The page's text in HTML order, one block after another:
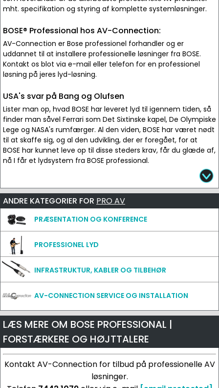
mht. specifikation og styring af komplette systemløsninger.
BOSE® Professional hos AV-Connection:
AV-Connection er Bose professionel forhandler og er
uddannet til at installere professionelle løsninger fra BOSE.
Kontakt os blot via e-mail eller telefon for en professionel
løsning på jeres lyd-løsning.
USA's svar på Bang og Olufsen
Lister man op, hvad BOSE har leveret lyd til igennem tiden, så
finder man såvel Ferrari som Det Sixtinske kapel, De Olympiske
Lege og NASA's rumfærger. Al den viden, BOSE har været nødt
til at skaffe sig, og al den udvikling, der er foregået, for at
BOSE har kunnet leve op til disse steders krav, får du glæde af,
nå I får et lydsystem fra BOSE professional.
ANDRE KATEGORIER FOR PRO AV
PRÆSENTATION OG KONFERENCE
PROFESSIONEL LYD
INFRASTRUKTUR, KABLER OG TILBEHØR
AV-CONNECTION SERVICE OG INSTALLATION
LÆS MERE OM BOSE PROFESSIONAL |
FORSTÆRKERE OG HØJTTALERE
Kontakt AV-Connection for tilbud på professionelle AV
løsninger.